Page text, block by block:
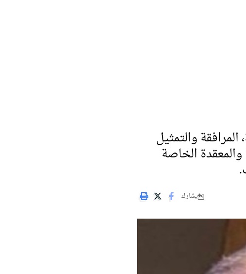
والتمثيل
الخاصة
يشارك